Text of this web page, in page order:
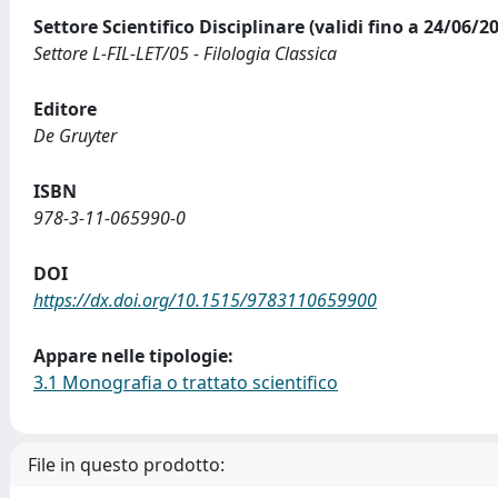
Settore Scientifico Disciplinare (validi fino a 24/06/
Settore L-FIL-LET/05 - Filologia Classica
Editore
De Gruyter
ISBN
978-3-11-065990-0
DOI
https://dx.doi.org/10.1515/9783110659900
Appare nelle tipologie:
3.1 Monografia o trattato scientifico
File in questo prodotto: